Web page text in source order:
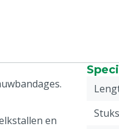
en
Stuks